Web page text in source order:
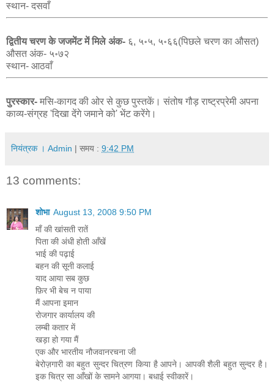
स्थान- दसवाँ
द्वितीय चरण के जजमेंट में मिले अंक- ६, ५॰५, ५॰६६(पिछले चरण का औसत)
औसत अंक- ५॰७२
स्थान- आठवाँ
पुरस्कार- मसि-कागद की ओर से कुछ पुस्तकें। संतोष गौड़ राष्ट्रप्रेमी अपना
काव्य-संग्रह 'दिखा देंगे जमाने को' भेंट करेंगे।
नियंत्रक । Admin | समय : 9:42 PM
13 comments:
शोभा August 13, 2008 9:50 PM
माँ की खांसती रातें
पिता की अंधी होती आँखें
भाई की पढ़ाई
बहन की सूनी कलाई
याद आया सब कुछ
फ़िर भी बेच न पाया
मैं आपना इमान
रोजगार कार्यालय की
लम्बी कतार में
खड़ा हो गया मैं
एक और भारतीय नौजवानरचना जी
बेरोज़गारी का बहुत सुन्दर चित्रण किया है आपने। आपकी शैली बहुत सुन्दर है।
इक चित्र सा आँखों के सामने आगया। बधाई स्वीकारें।